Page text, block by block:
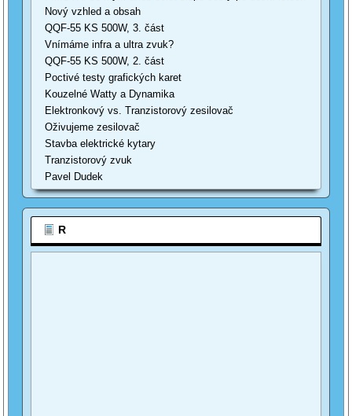
Nový vzhled a obsah
QQF-55 KS 500W, 3. část
Vnímáme infra a ultra zvuk?
QQF-55 KS 500W, 2. část
Poctivé testy grafických karet
Kouzelné Watty a Dynamika
Elektronkový vs. Tranzistorový zesilovač
Oživujeme zesilovač
Stavba elektrické kytary
Tranzistorový zvuk
Pavel Dudek
R